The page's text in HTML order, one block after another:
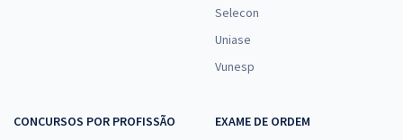
Selecon
Uniase
Vunesp
CONCURSOS POR PROFISSÃO
EXAME DE ORDEM